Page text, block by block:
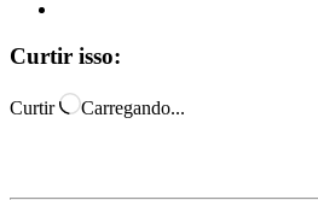
Curtir isso:
Curtir Carregando...